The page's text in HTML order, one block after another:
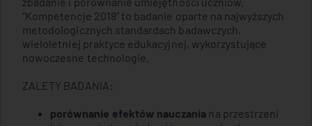
“Kompetencje 2018” to badanie oparte na najwyższych
metodologicznych standardach badawczych,
wieloletniej praktyce edukacyjnej, wykorzystujące
nowoczesne technologie.
ZALETY BADANIA:
porównanie efektów nauczania na przestrzeni